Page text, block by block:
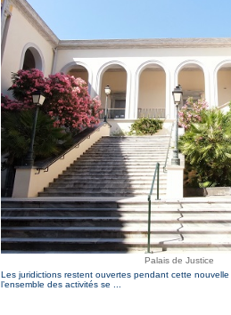
Palais de Justice
Les juridictions restent ouvertes pendant cette
l’ensemble des activités se ...